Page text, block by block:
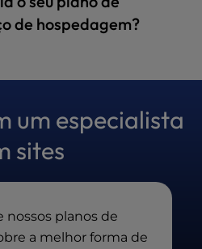
técnicos, ao
de hospedagem,
de hospedagem?
reparo de sites invadidos,
suporte técnico ao
um especialista
sites
nossos planos de
a melhor forma de